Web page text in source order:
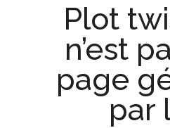
Plot
n’est
page
par